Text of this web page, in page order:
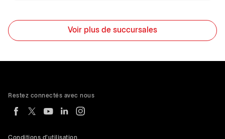
Voir plus de succursales
Conditions d'utilisation
Restez connectés avec nous